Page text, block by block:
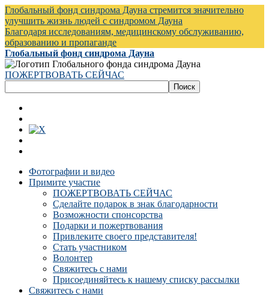
Глобальный фонд синдрома Дауна стремится значительно
улучшить жизнь людей с синдромом Дауна
Благодаря исследованиям, медицинскому обслуживанию,
образованию и пропаганде
Глобальный фонд синдрома Дауна
ПОЖЕРТВОВАТЬ СЕЙЧАС
Фотографии и видео
Примите участие
ПОЖЕРТВОВАТЬ СЕЙЧАС
Сделайте подарок в знак благодарности
Возможности спонсорства
Подарки и пожертвования
Привлеките своего представителя!
Стать участником
Волонтер
Свяжитесь с нами
Присоединяйтесь к нашему списку рассылки
Свяжитесь с нами